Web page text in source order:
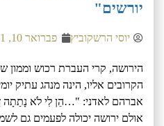
יורשים"
יוסי הרשקוביץ פברואר 10, 2021
הירושה, קרי העברת רכוש וממון
הקרובים אליו, הינה מנהג עתיק
אברהם לאדני: "…הֵן לִי לֹא נָתַתָה
אולם ירושה יכולה לפעמים גם